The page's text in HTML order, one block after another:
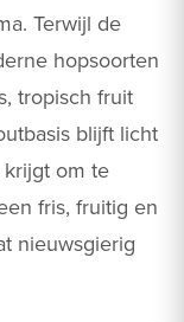
Terwijl de
hopsoorten
tropisch fruit
blijft licht
om te
fris, fruitig en
nieuwsgierig